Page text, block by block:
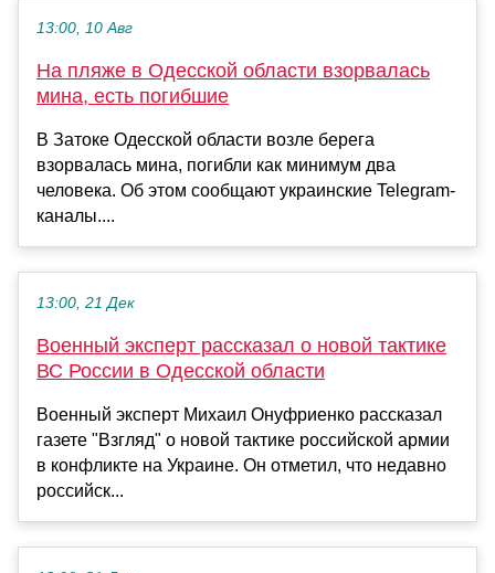
13:00, 10 Авг
На пляже в Одесской области взорвалась
мина, есть погибшие
В Затоке Одесской области возле берега
взорвалась мина, погибли как минимум два
человека. Об этом сообщают украинские Telegram-
каналы....
13:00, 21 Дек
Военный эксперт рассказал о новой тактике
ВС России в Одесской области
Военный эксперт Михаил Онуфриенко рассказал
газете "Взгляд" о новой тактике российской армии
в конфликте на Украине. Он отметил, что недавно
российск...